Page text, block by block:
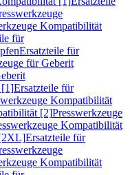
Kompatibilität
für
Ersatzteile für
für Geberit
[1]Ersatzteile für
Kompatibilität
[2]Presswerkzeuge
Kompatibilität
Ersatzteile für
Kompatibilität